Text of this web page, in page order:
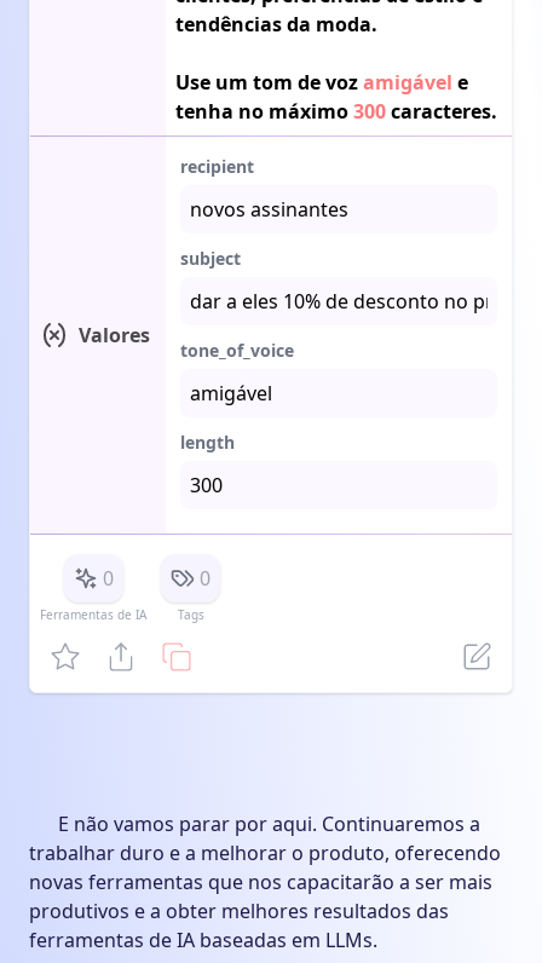
tendências da moda.
Use um tom de voz amigável e
tenha no máximo 300 caracteres.
Valores
recipient
subject
tone_of_voice
length
0
Ferramentas de IA
0
Tags
E não vamos parar por aqui. Continuaremos a
trabalhar duro e a melhorar o produto, oferecendo
novas ferramentas que nos capacitarão a ser mais
produtivos e a obter melhores resultados das
ferramentas de IA baseadas em LLMs.